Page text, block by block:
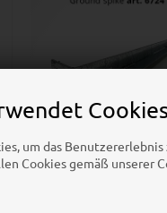
um das
Cookies gemäß unserer